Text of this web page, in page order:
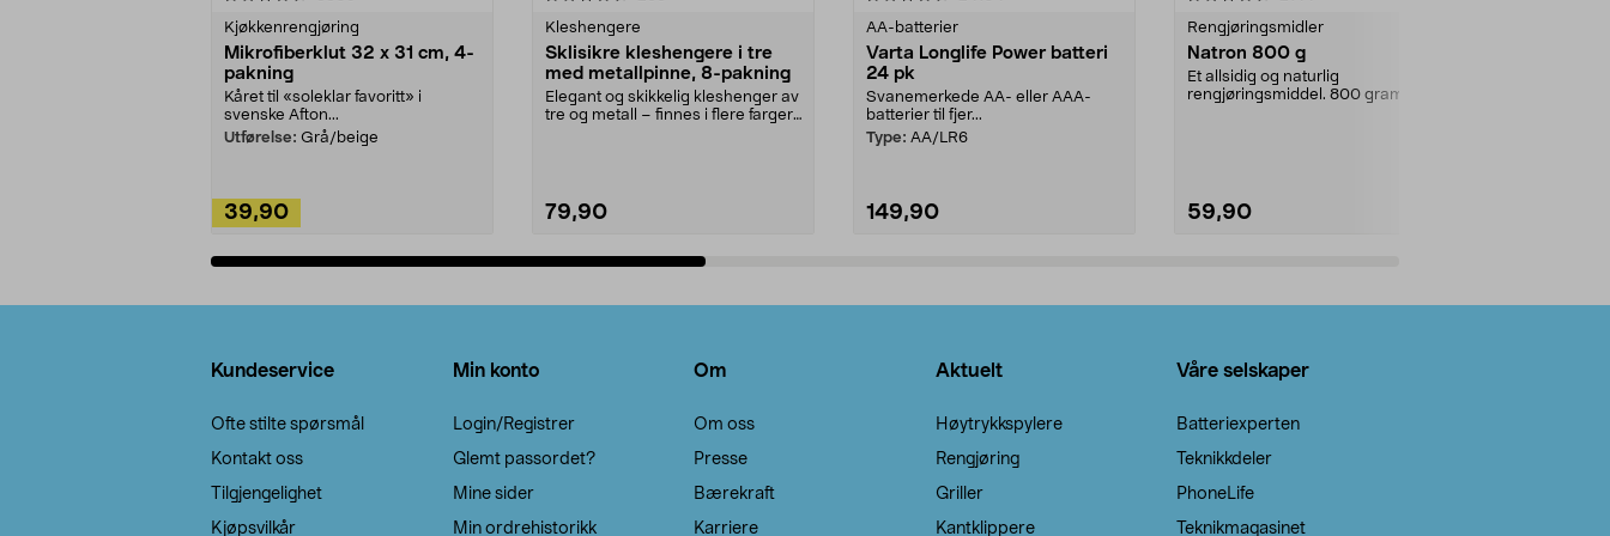
Kjøkkenrengjøring
Mikrofiberklut 32 x 31 cm, 4-
pakning
Kåret til «soleklar favoritt» i
svenske Afton...
Utførelse: Grå/beige
39,90
Kleshengere
Sklisikre kleshengere i tre
med metallpinne, 8-pakning
Elegant og skikkelig kleshenger av
tre og metall – finnes i flere farger.
79,90
AA-batterier
Varta Longlife Power batteri
24 pk
Svanemerkede AA- eller AAA-
batterier til fjer...
Type: AA/LR6
149,90
Rengjøringsmidler
Natron 800 g
Et allsidig og naturlig
rengjøringsmiddel. 800 gram
59,90
Kundeservice
Ofte stilte spørsmål
Kontakt oss
Tilgjengelighet
Kjøpsvilkår
Min konto
Login/Registrer
Glemt passordet?
Mine sider
Min ordrehistorikk
Om
Om oss
Presse
Bærekraft
Karriere
Aktuelt
Høytrykkspylere
Rengjøring
Griller
Kantklippere
Våre selskaper
Batteriexperten
Teknikkdeler
PhoneLife
Teknikmagasinet